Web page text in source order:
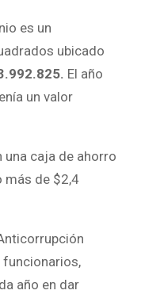
es un
ubicado
El año
un valor
una caja de ahorro
más de $2,4
funcionarios,
año en dar